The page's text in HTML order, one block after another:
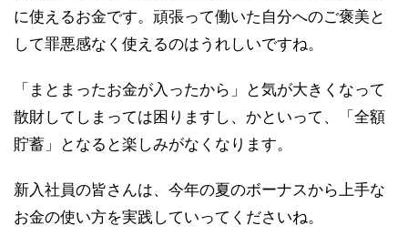
に使えるお金です。頑張って働いた自分へのご褒美と
して罪悪感なく使えるのはうれしいですね。
「まとまったお金が入ったから」と気が大きくなって
散財してしまっては困りますし、かといって、「全額
貯蓄」となると楽しみがなくなります。
新入社員の皆さんは、今年の夏のボーナスから上手な
お金の使い方を実践していってくださいね。